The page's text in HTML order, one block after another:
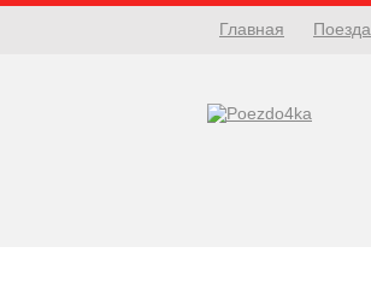
Главная Поезда